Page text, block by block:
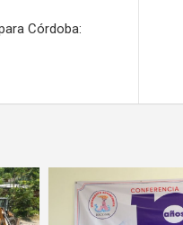
Córdoba: